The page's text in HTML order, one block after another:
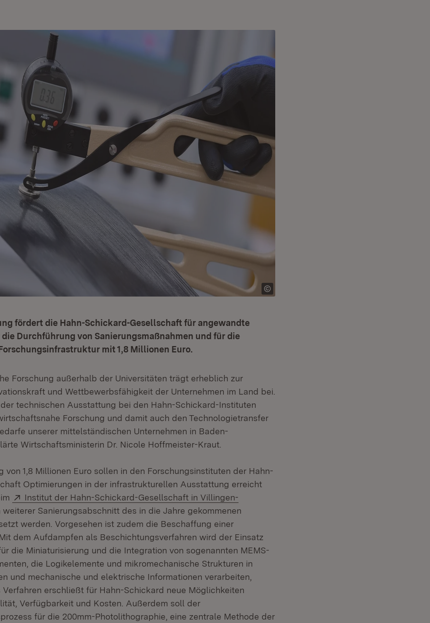
fördert die Hahn-Schickard-Gesellschaft für angewandte
die Durchführung von Sanierungsmaßnahmen und für die
mit 1,8 Millionen Euro.
Forschung außerhalb der Universitäten trägt erheblich zur
und Wettbewerbsfähigkeit der Unternehmen im Land bei.
technischen Ausstattung bei den Hahn-Schickard-Instituten
Forschung und damit auch den Technologietransfer
unserer mittelständischen Unternehmen in Baden-
Wirtschaftsministerin Dr. Nicole Hoffmeister-Kraut.
von 1,8 Millionen Euro sollen in den Forschungsinstituten der Hahn-
Optimierungen in der infrastrukturellen Ausstattung erreicht
Extern:
Institut der Hahn-Schickard-Gesellschaft in Villingen-
in neuem Fenster)
weiterer Sanierungsabschnitt des in die Jahre gekommenen
werden. Vorgesehen ist zudem die Beschaffung einer
dem Aufdampfen als Beschichtungsverfahren wird der Einsatz
die Miniaturisierung und die Integration von sogenannten MEMS-
die Logikelemente und mikromechanische Strukturen in
und mechanische und elektrische Informationen verarbeiten,
Verfahren erschließt für Hahn-Schickard neue Möglichkeiten
Verfügbarkeit und Kosten. Außerdem soll der
für die 200mm-Photolithographie, eine zentrale Methode der